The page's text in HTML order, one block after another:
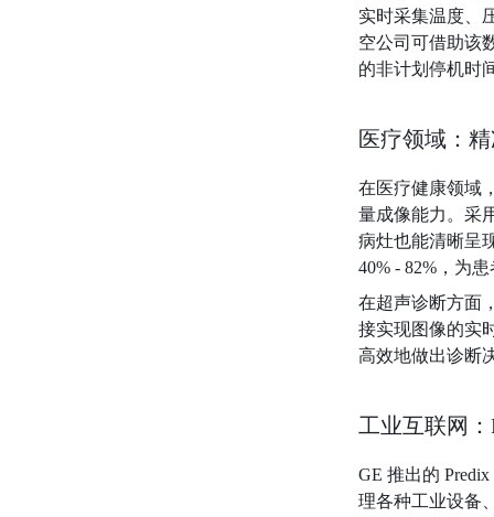
实时采集温度、
空公司可借助该
的非计划停机时
医疗领域：
在医疗健康领域
量成像能力。采
病灶也能清晰呈
40% - 82%，为
在超声诊断方面
接实现图像的实
高效地做出诊断
工业互联网
GE 推出的
理各种工业设备